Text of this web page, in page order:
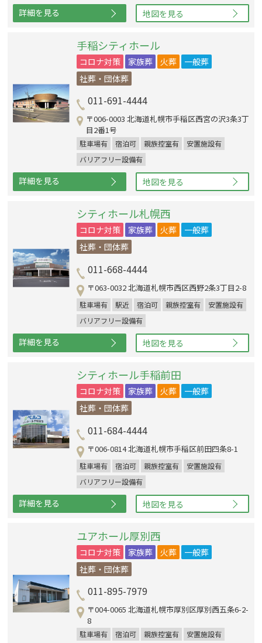
詳細を見る 地図を見る
手稲シティホール
コロナ対策 家族葬 火葬
一般葬
社葬・団体葬
011-691-4444
〒006-0003 北海道札幌市手稲区西宮の沢3条3丁
目2番1号
駐車場有 宿泊可 親族控室有
安置施設有
バリアフリー設備有
詳細を見る 地図を見る
シティホール札幌西
コロナ対策 家族葬 火葬
一般葬
社葬・団体葬
011-668-4444
〒063-0032 北海道札幌市西区西野2条3丁目2-8
駐車場有 駅近 宿泊可 親族控室有
安置施設有
バリアフリー設備有
詳細を見る 地図を見る
シティホール手稲前田
コロナ対策 家族葬 火葬
一般葬
社葬・団体葬
011-684-4444
〒006-0814 北海道札幌市手稲区前田四条8-1
駐車場有 宿泊可 親族控室有
安置施設有
バリアフリー設備有
詳細を見る 地図を見る
ユアホール厚別西
コロナ対策 家族葬 火葬
一般葬
社葬・団体葬
011-895-7979
〒004-0065 北海道札幌市厚別区厚別西五条6-2-
8
駐車場有 宿泊可 親族控室有 安置施設有